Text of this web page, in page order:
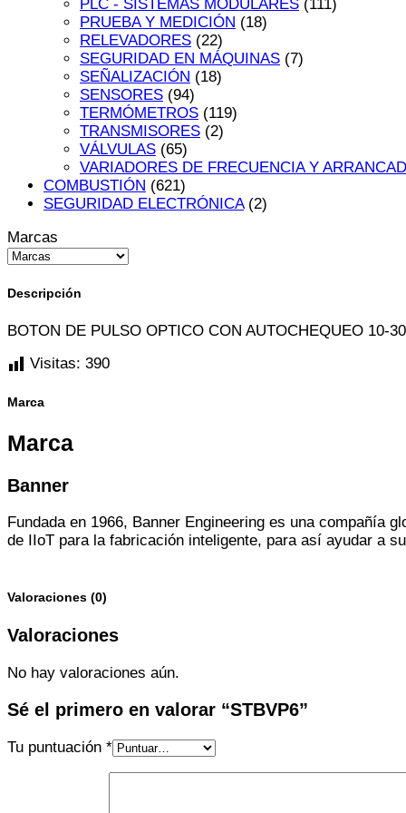
PLC - SISTEMAS MODULARES (111)
PRUEBA Y MEDICIÓN (18)
RELEVADORES (22)
SEGURIDAD EN MÁQUINAS (7)
SEÑALIZACIÓN (18)
SENSORES (94)
TERMÓMETROS (119)
TRANSMISORES (2)
VÁLVULAS (65)
VARIADORES DE FRECUENCIA Y
COMBUSTIÓN (621)
SEGURIDAD ELECTRÓNICA (2)
Marcas
Descripción
BOTON DE PULSO OPTICO CON AUTOCHEQUEO 10-
Visitas: 390
Marca
Marca
Banner
Fundada en 1966, Banner Engineering es una compañía
de IIoT para la fabricación inteligente, para así ayudar a
Valoraciones (0)
Valoraciones
No hay valoraciones aún.
Sé el primero en valorar “STBVP6”
Tu puntuación *